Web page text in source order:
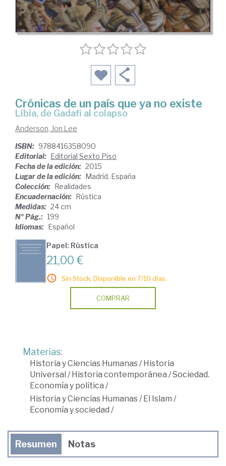
Crónicas de un país que ya no existe
Libia, de Gadafi al colapso
Anderson, Jon Lee
ISBN: 9788416358090
Editorial: Editorial Sexto Piso
Fecha de la edición: 2015
Lugar de la edición: Madrid. España
Colección: Realidades
Encuadernación: Rústica
Medidas: 24 cm
Nº Pág.: 199
Idiomas: Español
Papel: Rústica
21,00 €
Sin Stock. Disponible en 7/10 días.
COMPRAR
Materias:
Historia y Ciencias Humanas/Historia
Universal /Historia contemporánea /Sociedad.
Economía y política /
Historia y Ciencias Humanas/El Islam /
Economía y sociedad /
Resumen Notas